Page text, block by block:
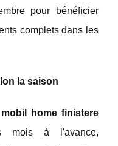
pour bénéficier
complets dans les
la saison
home finistere
mois à l'avance,